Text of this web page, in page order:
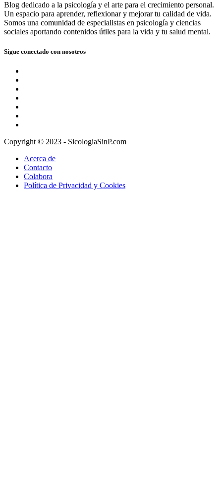
Blog dedicado a la psicología y el arte para el crecimiento personal.
Un espacio para aprender, reflexionar y mejorar tu calidad de vida.
Somos una comunidad de especialistas en psicología y ciencias
sociales aportando contenidos útiles para la vida y tu salud mental.
Sigue conectado con nosotros
Copyright © 2023 - SicologiaSinP.com
Acerca de
Contacto
Colabora
Política de Privacidad y Cookies